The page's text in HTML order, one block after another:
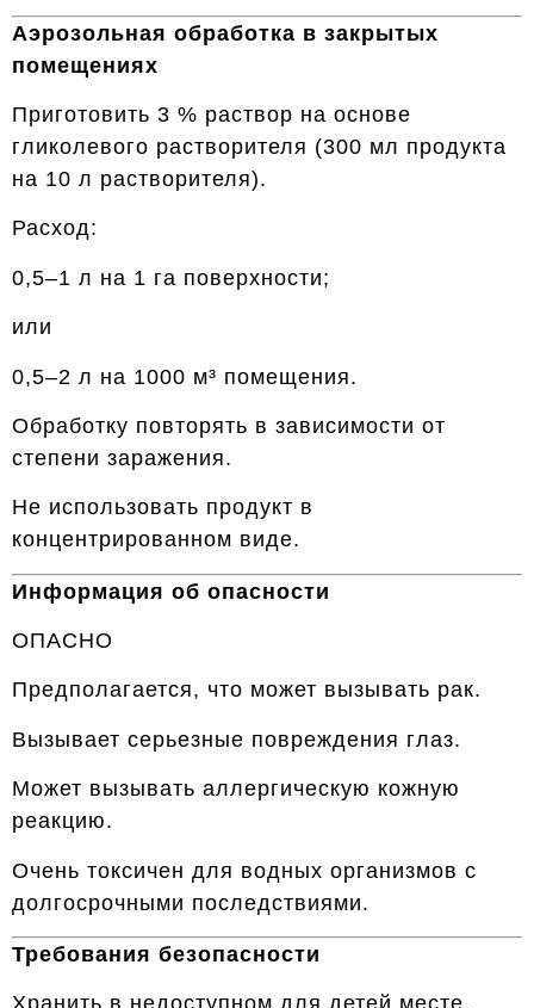
Аэрозольная обработка в закрытых
помещениях
Приготовить 3 % раствор на основе
гликолевого растворителя (300 мл продукта
на 10 л растворителя).
Расход:
0,5–1 л на 1 га поверхности;
или
0,5–2 л на 1000 м³ помещения.
Обработку повторять в зависимости от
степени заражения.
Не использовать продукт в
концентрированном виде.
Информация об опасности
ОПАСНО
Предполагается, что может вызывать рак.
Вызывает серьезные повреждения глаз.
Может вызывать аллергическую кожную
реакцию.
Очень токсичен для водных организмов с
долгосрочными последствиями.
Требования безопасности